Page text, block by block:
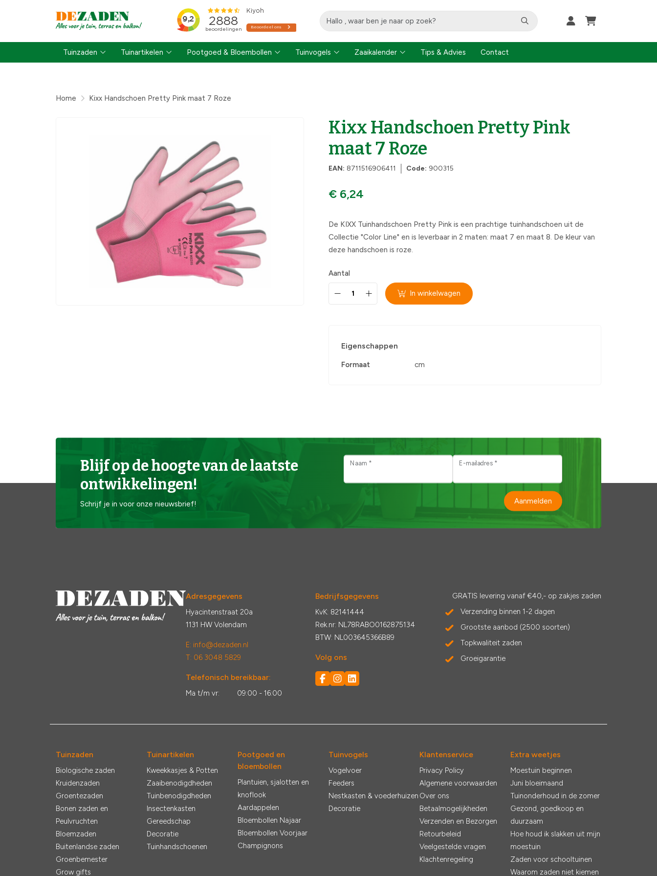
Tuinzaden Tuinartikelen Pootgoed & Bloembollen Tuinvogels Zaaikalender Tips & Advies Contact
Home Kixx Handschoen Pretty Pink maat 7 Roze
Kixx Handschoen Pretty Pink
maat 7 Roze
EAN: 8711516906411 Code: 900315
€ 6,24
De KIXX Tuinhandschoen Pretty Pink is een prachtige tuinhandschoen uit de
Collectie "Color Line" en is leverbaar in 2 maten: maat 7 en maat 8. De kleur van
deze handschoen is roze.
Aantal
In winkelwagen
Eigenschappen
Formaat cm
Blijf op de hoogte van de laatste
ontwikkelingen!
Schrijf je in voor onze nieuwsbrief!
Naam * E-mailadres *
Aanmelden
Adresgegevens
Hyacintenstraat 20a
1131 HW Volendam
E: info@dezaden.nl
T: 06 3048 5829
Telefonisch bereikbaar:
Ma t/m vr: 09:00 - 16:00
Bedrijfsgegevens
KvK: 82141444
Rek.nr: NL78RABO0162875134
BTW: NL003645366B89
Volg ons
GRATIS levering vanaf €40,- op zakjes zaden
Verzending binnen 1-2 dagen
Grootste aanbod (2500 soorten)
Topkwaliteit zaden
Groeigarantie
Tuinzaden
Biologische zaden
Kruidenzaden
Groentezaden
Bonen zaden en
Peulvruchten
Bloemzaden
Buitenlandse zaden
Groenbemester
Grow gifts
Tuinartikelen
Kweekkasjes & Potten
Zaaibenodigdheden
Tuinbenodigdheden
Insectenkasten
Gereedschap
Decoratie
Tuinhandschoenen
Pootgoed en
bloembollen
Plantuien, sjalotten en
knoflook
Aardappelen
Bloembollen Najaar
Bloembollen Voorjaar
Champignons
Tuinvogels
Vogelvoer
Feeders
Nestkasten & voederhuizen
Decoratie
Klantenservice
Privacy Policy
Algemene voorwaarden
Over ons
Betaalmogelijkheden
Verzenden en Bezorgen
Retourbeleid
Veelgestelde vragen
Klachtenregeling
Extra weetjes
Moestuin beginnen
Juni bloeimaand
Tuinonderhoud in de zomer
Gezond, goedkoop en
duurzaam
Hoe houd ik slakken uit mijn
moestuin
Zaden voor schooltuinen
Waarom zaden niet kiemen